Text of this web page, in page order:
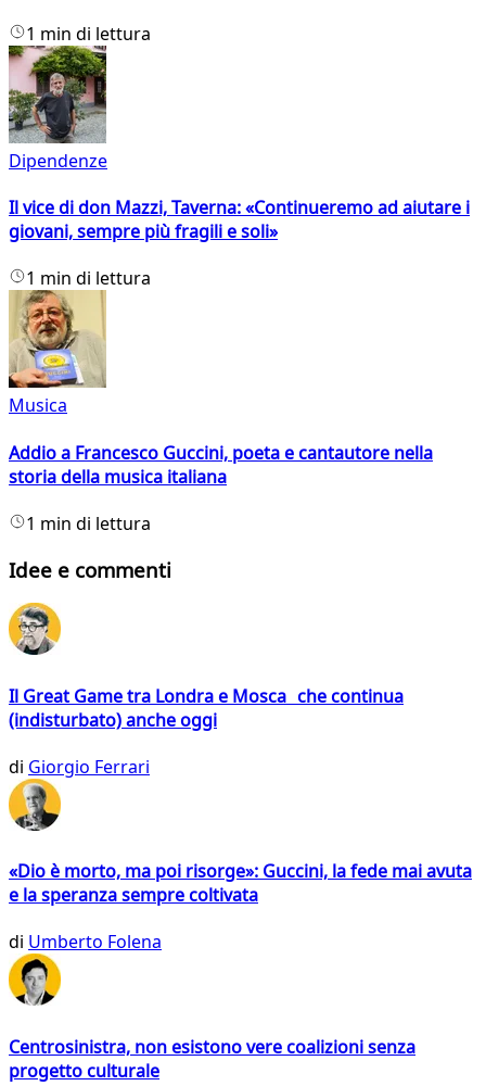
1 min di lettura
Dipendenze
Il vice di don Mazzi, Taverna: «Continueremo ad aiutare i
giovani, sempre più fragili e soli»
1 min di lettura
Musica
Addio a Francesco Guccini, poeta e cantautore nella
storia della musica italiana
1 min di lettura
Idee e commenti
Il Great Game tra Londra e Mosca che continua
(indisturbato) anche oggi
di Giorgio Ferrari
«Dio è morto, ma poi risorge»: Guccini, la fede mai avuta
e la speranza sempre coltivata
di Umberto Folena
Centrosinistra, non esistono vere coalizioni senza
progetto culturale